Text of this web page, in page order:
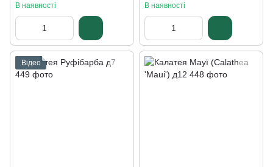
В наявності В наявності
Відео